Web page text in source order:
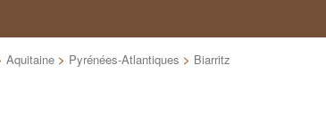
Aquitaine > Pyrénées-Atlantiques > Biarritz